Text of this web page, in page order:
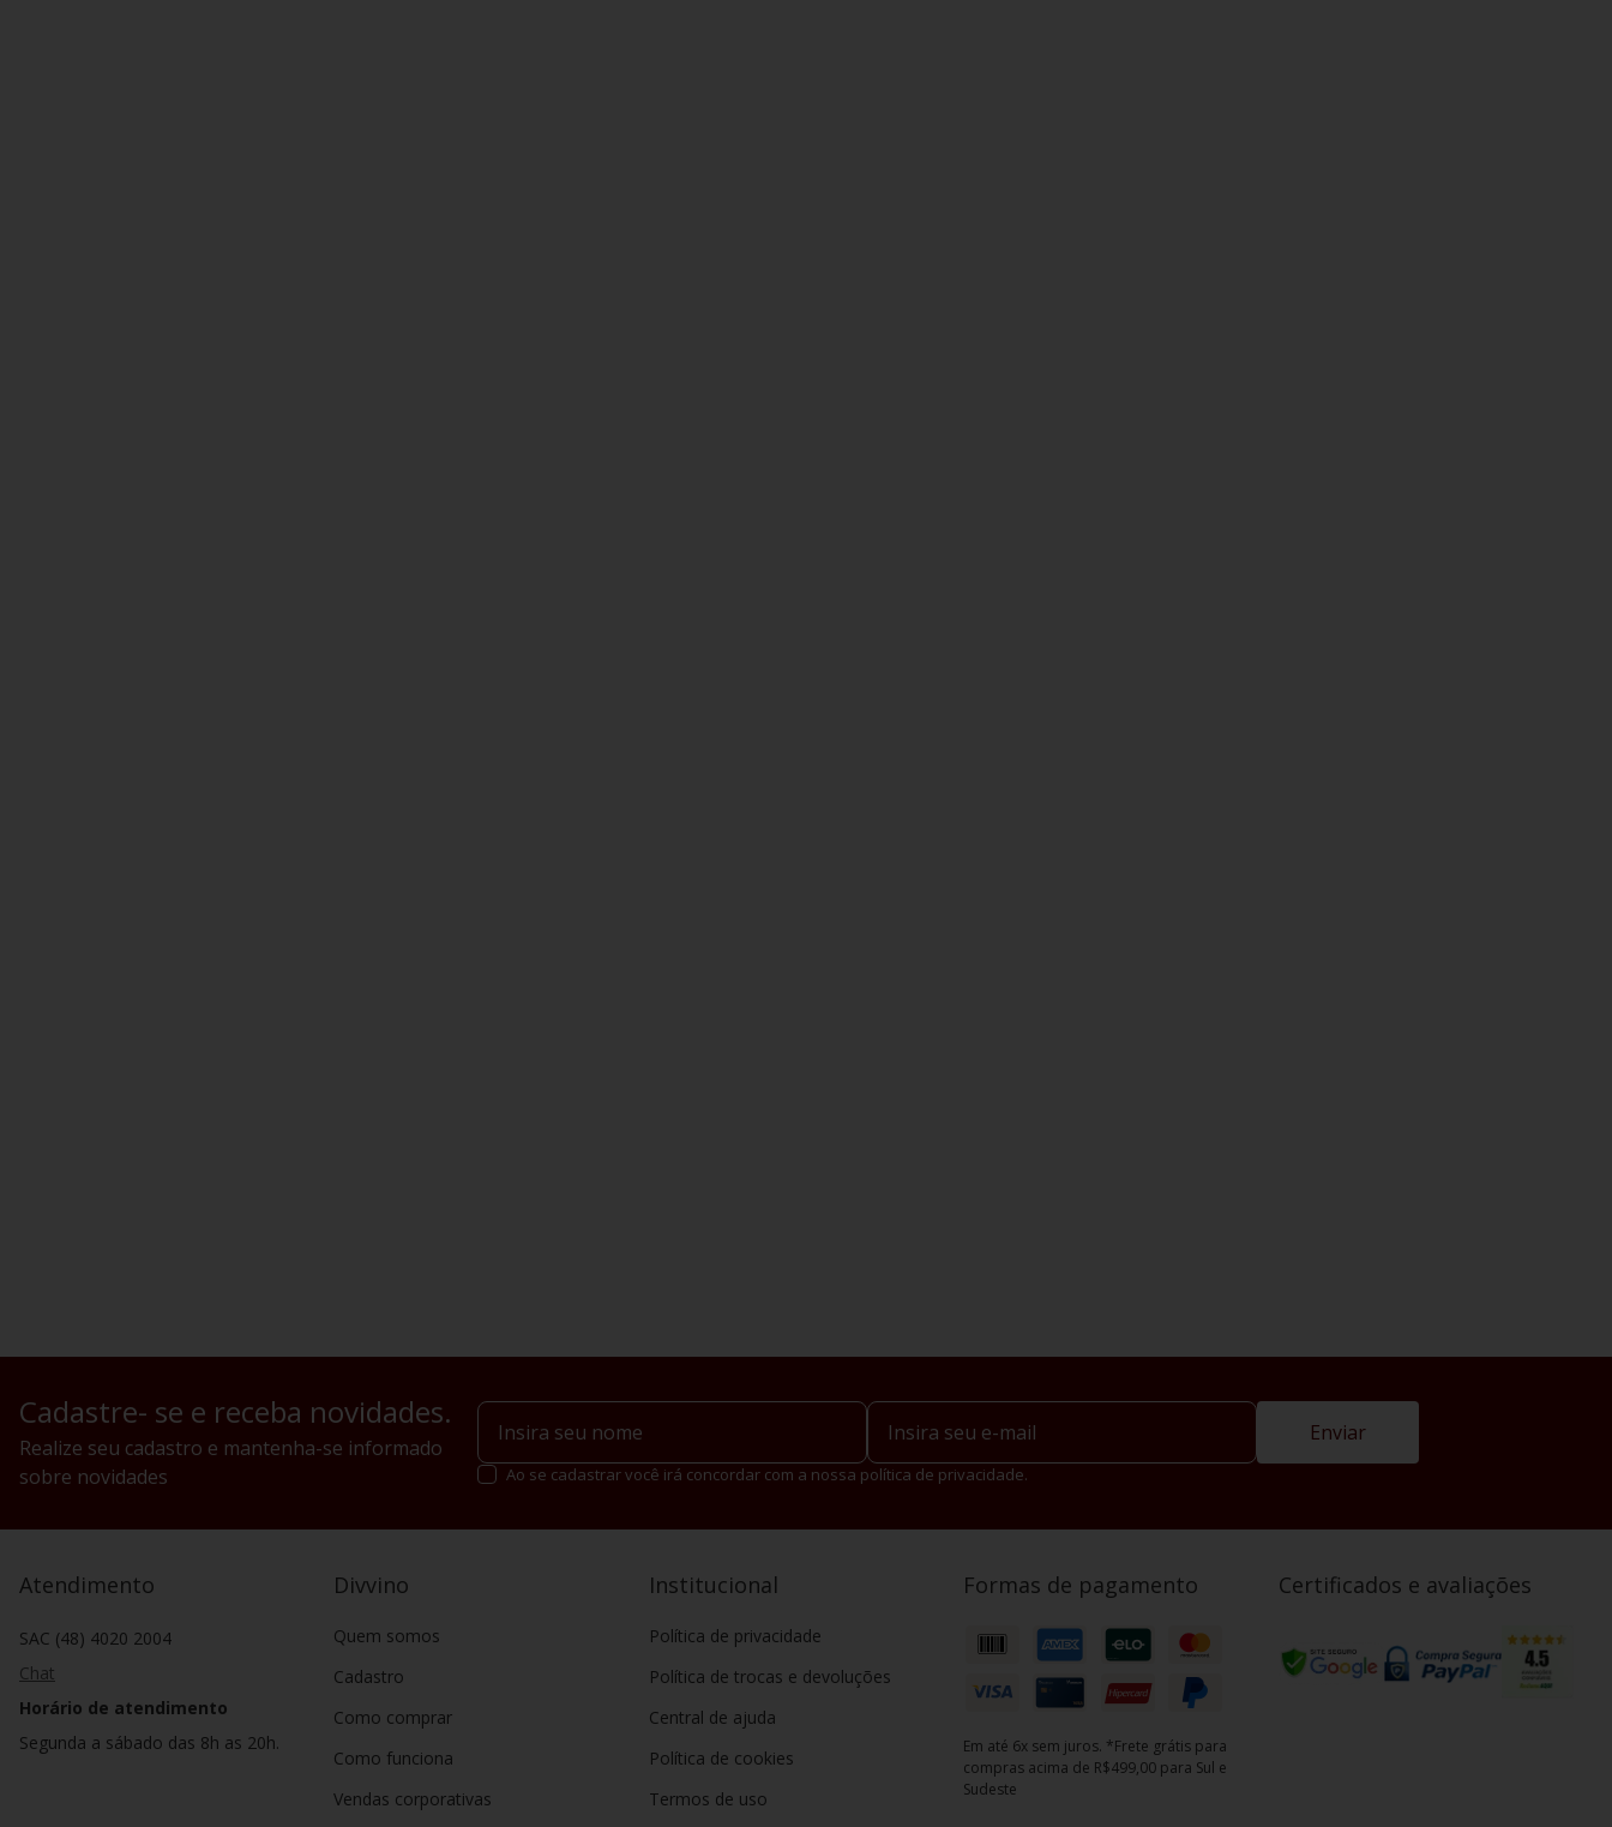
Cadastre- se e receba novidades.
Realize seu cadastro e mantenha-se informado
sobre novidades
Enviar
Ao se cadastrar você irá concordar com a nossa política de privacidade.
Atendimento
SAC (48) 4020 2004
Chat
Horário de atendimento
Segunda a sábado das 8h as 20h.
Divvino
Quem somos
Cadastro
Como comprar
Como funciona
Vendas corporativas
Institucional
Política de privacidade
Política de trocas e devoluções
Central de ajuda
Política de cookies
Termos de uso
Formas de pagamento
Em até 6x sem juros. *Frete grátis para
compras acima de R$499,00 para Sul e
Sudeste
Certificados e avaliações